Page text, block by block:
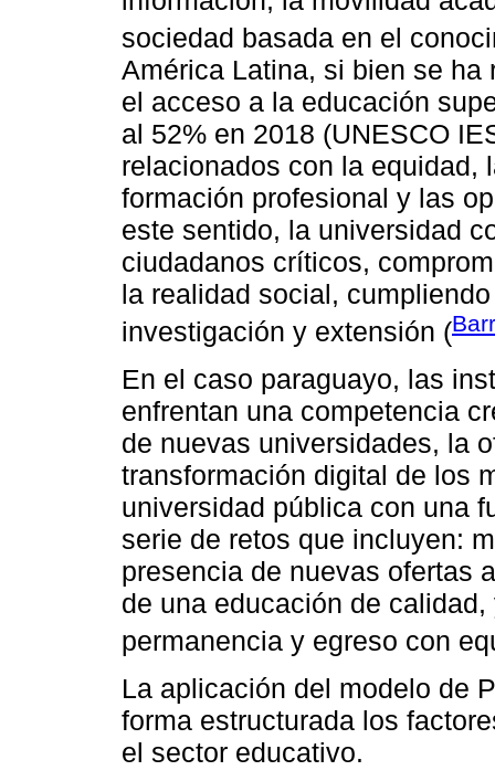
sociedad basada en el
América Latina, si bien se
el acceso a la educación
al 52% en 2018 (UNESCO
relacionados con la equidad,
formación profesional y las
este sentido, la universidad
ciudadanos críticos,
la realidad social,
investigación y extensión (
En el caso paraguayo, las
enfrentan una competencia
de nuevas universidades, la
transformación digital de los
universidad pública con una
serie de retos que incluyen:
presencia de nuevas ofertas
de una educación de
permanencia y egreso con
La aplicación del modelo de
forma estructurada los
el sector educativo.